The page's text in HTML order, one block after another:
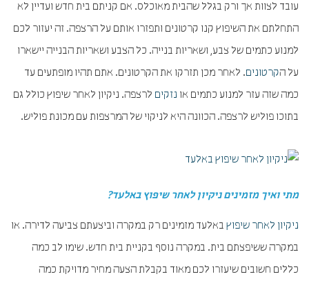
עובד לצוות אך ורק בגלל שהבית מאוכלס. אם קניתם בית חדש ועדיין לא
התחלתם את השיפוץ קנו קרטונים ותפזרו אותם על הרצפה. זה יעזור לכם
למנוע כתמים של צבע, ושאריות בנייה. כל הצבע ושאריות הבנייה יישארו
על הקרטונים. לאחר מכן תזרקו את הקרטונים. אתם תהיו מופתעים עד
כמה שזה עזר למנוע כתמים או נזקים לרצפה. ניקיון לאחר שיפוץ כולל גם
בתוכו פוליש לרצפה. הכוונה היא לניקוי של המרצפות עם מכונת פוליש.
מתי ואיך מזמינים ניקיון לאחר שיפוץ באלעד?
ניקיון לאחר שיפוץ באלעד מזמינים רק במקרה וביצעתם צביעה לדירה. או
במקרה ששיפצתם בית. במקרה נוסף בקניית בית חדש. שימו לב כמה
כללים חשובים שיעזרו לכם מאוד בקבלת הצעה מחיר מדויקת כמה